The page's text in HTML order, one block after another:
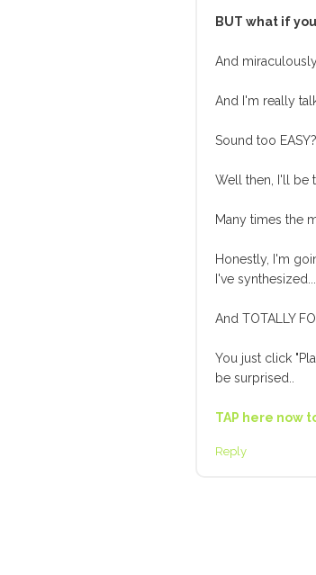
BUT what if
And
And I'm really
Sound too
Well then, I'll be
Many times the
Honestly, I'm
I've synthesized...
And TOTALLY
You just click
be surprised..
TAP here now
Reply